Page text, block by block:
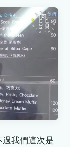
我們這次是